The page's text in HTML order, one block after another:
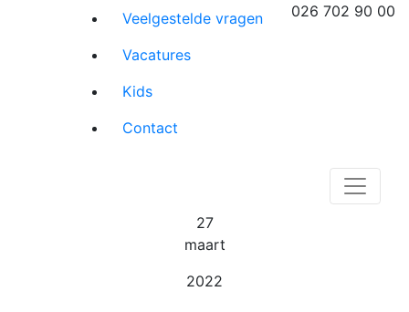
Veelgestelde vragen
Vacatures
Kids
Contact
026 702 90 00
27
maart
2022